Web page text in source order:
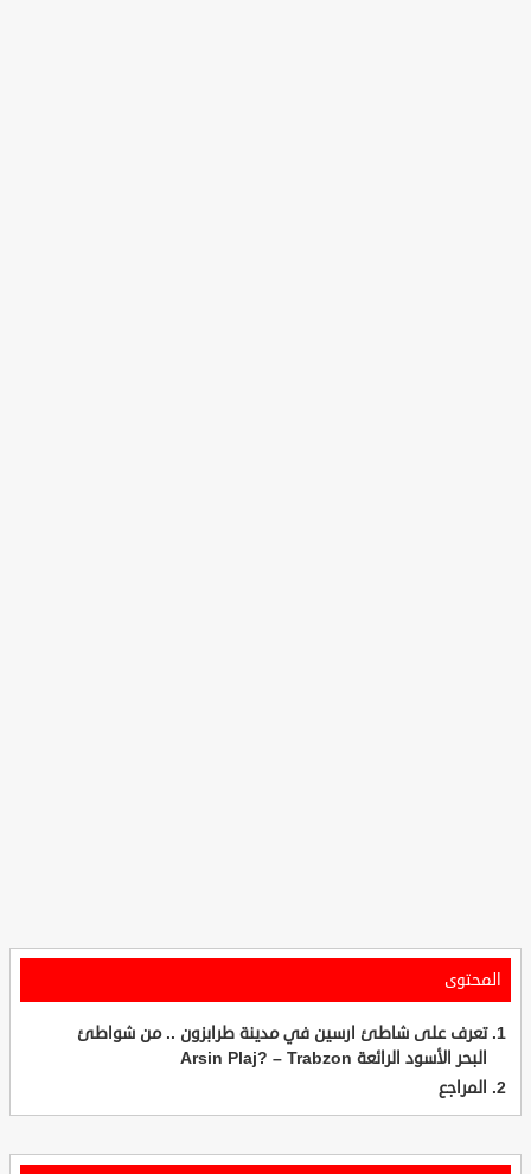
المحتوى
تعرف على شاطئ ارسين في مدينة طرابزون .. من شواطئ
البحر الأسود الرائعة Arsin Plaj? – Trabzon
المراجع